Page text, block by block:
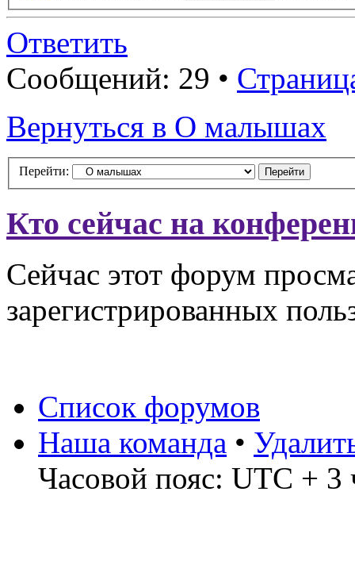
Ответить
Сообщений: 29 •
Вернуться в О малышах
Перейти:
Кто сейчас на
Сейчас этот форум
зарегистрированных
Список форумов
Наша команда •
Часовой пояс: UTC + 3